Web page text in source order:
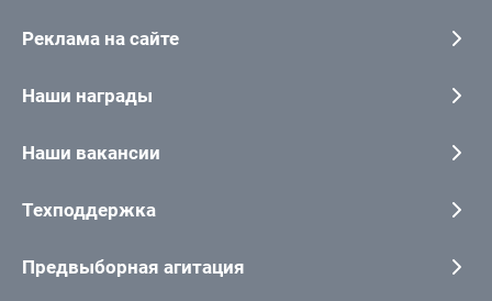
Реклама на сайте
Наши награды
Наши вакансии
Техподдержка
Предвыборная агитация